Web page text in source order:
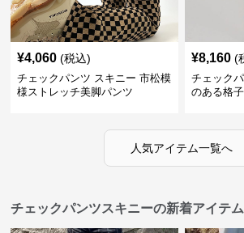
¥4,060 (税込)
チェックパンツ スキニー 市松模
様ストレッチ美脚パンツ
¥8,160 (
チェック
のある格
人気アイテム一覧へ
チェックパンツスキニーの新着アイテム